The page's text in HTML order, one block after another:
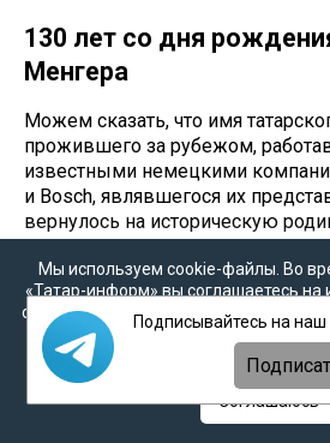
130 лет со дня
Менгера
Можем сказать, что имя
прожившего за рубежом,
известными немецкими
и Bosch, являвшегося их
вернулось на историческую
С 1996го по 2004 год при
возглавляемого дочерью
Казани было напечатано 23
фондом книге «Татарстан-Турция:
взаимосвязи (1992-2003)
2004) деятельность
Мы используем cookie-файлы. Во
«Татар-информ» вы соглашаетесь на
cookie в соответствии с настоящим
наобработку персональных
персональных данных
Политикой
Соглашаюсь
Подписывайтесь на наш